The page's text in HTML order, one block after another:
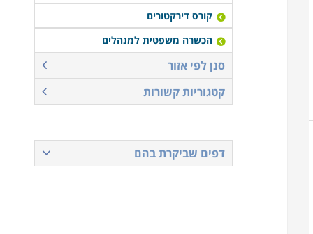
קורס דירקטורים
הכשרה משפטית למנהלים
סנן לפי אזור
קטגוריות קשורות
דפים שביקרת בהם